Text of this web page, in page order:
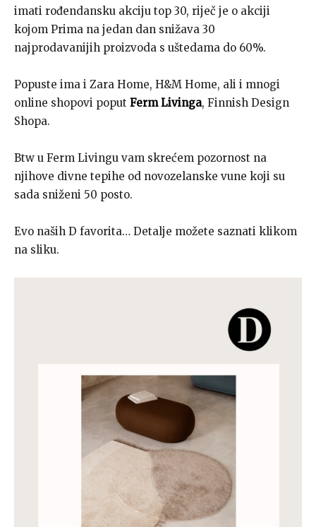
imati rođendansku akciju top 30, riječ je o akciji
kojom Prima na jedan dan snižava 30
najprodavanijih proizvoda s uštedama do 60%.
Popuste ima i Zara Home, H&M Home, ali i mnogi
online shopovi poput Ferm Livinga, Finnish Design
Shopa.
Btw u Ferm Livingu vam skrećem pozornost na
njihove divne tepihe od novozelanske vune koji su
sada sniženi 50 posto.
Evo naših D favorita… Detalje možete saznati klikom
na sliku.